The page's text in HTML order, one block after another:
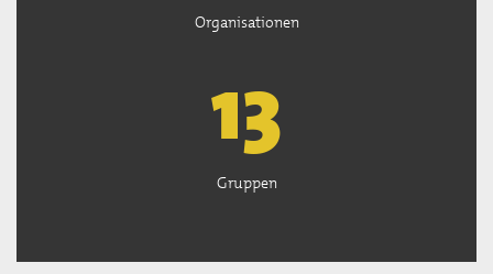
Organisationen
13
Gruppen